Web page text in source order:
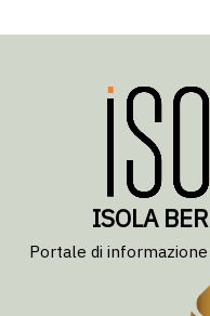
ISOLA
Portale di